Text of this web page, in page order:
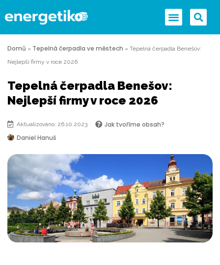
Domů » Tepelná čerpadla ve městech » Tepelná čerpadla Benešov:
Nejlepší firmy v roce 2026
Tepelná čerpadla Benešov:
Nejlepší firmy v roce 2026
Aktualizováno: 26.10.2023
Jak tvoříme obsah?
Daniel Hanuš